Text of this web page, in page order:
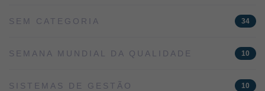
SEM CATEGORIA 34
SEMANA MUNDIAL DA QUALIDADE 10
SISTEMAS DE GESTÃO 10